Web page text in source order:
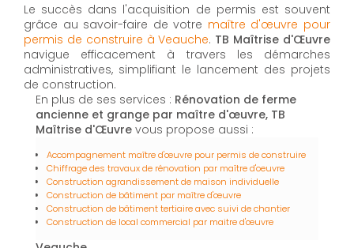
Le succès dans l'acquisition de permis est souvent
grâce au savoir-faire de votre maître d'œuvre pour
permis de construire à Veauche. TB Maîtrise d'Œuvre
navigue efficacement à travers les démarches
administratives, simplifiant le lancement des projets
de construction.
En plus de ses services : Rénovation de ferme
ancienne et grange par maître d'œuvre, TB
Maîtrise d'Œuvre vous propose aussi :
Accompagnement maître d'œuvre pour permis de construire
Chiffrage des travaux de rénovation par maître d'oeuvre
Construction agrandissement de maison individuelle
Construction de bâtiment par maître d'œuvre
Construction de bâtiment tertiaire avec suivi de chantier
Construction de local commercial par maitre d'œuvre